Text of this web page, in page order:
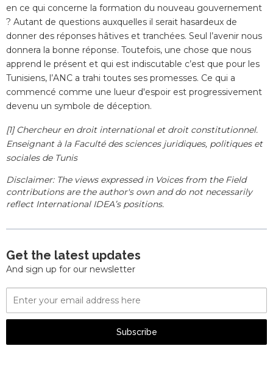
en ce qui concerne la formation du nouveau gouvernement
? Autant de questions auxquelles il serait hasardeux de
donner des réponses hâtives et tranchées. Seul l’avenir nous
donnera la bonne réponse. Toutefois, une chose que nous
apprend le présent et qui est indiscutable c’est que pour les
Tunisiens, l’ANC a trahi toutes ses promesses. Ce qui a
commencé comme une lueur d'espoir est progressivement
devenu un symbole de déception.
[1] Chercheur en droit international et droit constitutionnel.
Enseignant à la Faculté des sciences juridiques, politiques et
sociales de Tunis
Disclaimer: The views expressed in Voices from the Field
contributions are the author's own and do not necessarily
reflect International IDEA’s positions.
Get the latest updates
And sign up for our newsletter
Email
Address
Subscribe